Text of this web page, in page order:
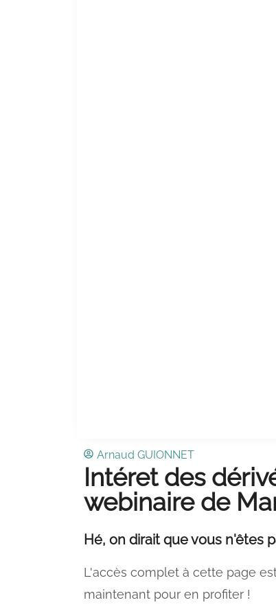
Arnaud GUIONNET
Intéret des
webinaire de
Hé, on dirait que vous n'êtes
L'accès complet à cette page
maintenant pour en profiter !